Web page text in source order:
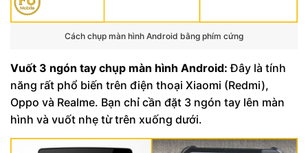
Cách chụp màn hình Android bằng phím cứng
Vuốt 3 ngón tay chụp màn hình Android: Đây là tính
năng rất phổ biến trên điện thoại Xiaomi (Redmi),
Oppo và Realme. Bạn chỉ cần đặt 3 ngón tay lên màn
hình và vuốt nhẹ từ trên xuống dưới.